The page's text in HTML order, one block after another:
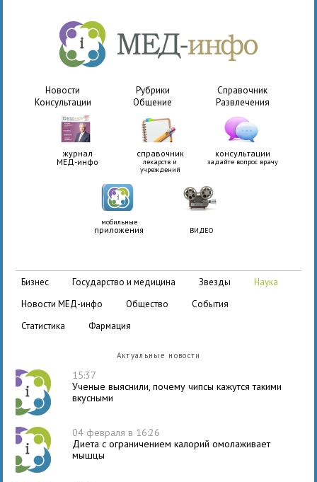
Новости Рубрики
Справочник
Консультации
Общение Развлечения
журнал
МЕД-инфо
справочник
лекарств и
учреждений
консультации
задайте вопрос врачу
мобильные
приложения ВИДЕО
бизнес государство и медицина звезды
наука
новости МЕД-инфо
общество
события
статистика
фармация
Актуальные новости
15:37
Ученые выяснили, почему чипсы кажутся такими
вкусными
04 февраля в 16:26
Диета с ограничением калорий омолаживает
мышцы